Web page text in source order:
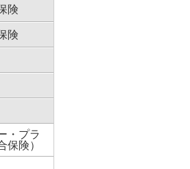
険
険
・プラ
保険）